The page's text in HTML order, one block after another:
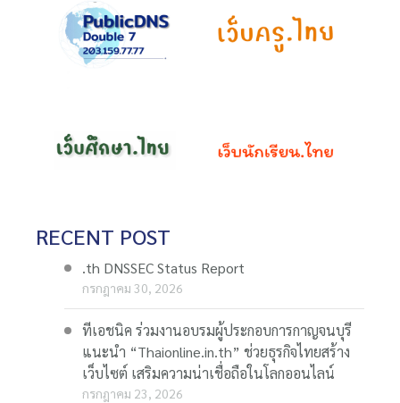
RECENT POST
.th DNSSEC Status Report
กรกฎาคม 30, 2026
ทีเอชนิค ร่วมงานอบรมผู้ประกอบการกาญจนบุรี
แนะนำ “Thaionline.in.th” ช่วยธุรกิจไทยสร้าง
เว็บไซต์ เสริมความน่าเชื่อถือในโลกออนไลน์
กรกฎาคม 23, 2026